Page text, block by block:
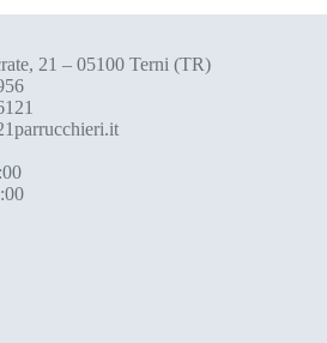
21 – 05100 Terni (TR)